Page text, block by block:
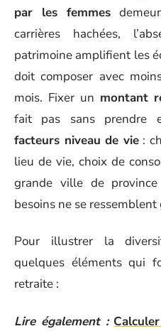
par les femmes
carrières hachées,
patrimoine amplifient les
doit composer avec
mois. Fixer un montant
fait pas sans prendre
facteurs niveau de vie:
lieu de vie, choix de
grande ville de
besoins ne se ressemblent
Pour illustrer la
quelques éléments qui
retraite :
Lire également :